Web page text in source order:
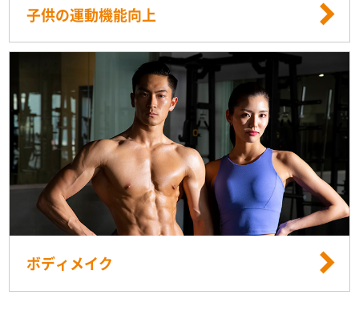
子供の運動機能向上
ボディメイク